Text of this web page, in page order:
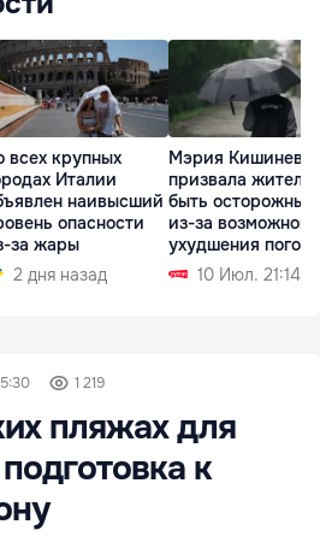
всех крупных
Италии
наивысший
опасности
за жары
2 дня назад
Мэрия Кишинева
призвала
быть
из-за возможного
ухудшения
10 Июл. 21:14
1 219
пляжах для
к